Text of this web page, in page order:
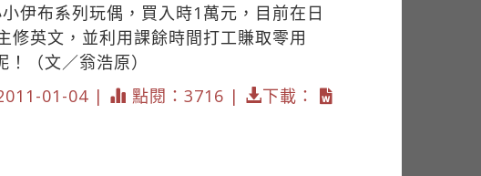
伊布系列玩偶，買入時1萬元，目前在日
英文，並利用課餘時間打工賺取零用
（文／翁浩原）
01-04 | 點閱：3716 | 下載：